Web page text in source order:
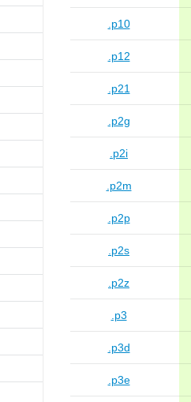
.p10
.p12
.p21
.p2g
.p2i
.p2m
.p2p
.p2s
.p2z
.p3
.p3d
.p3e